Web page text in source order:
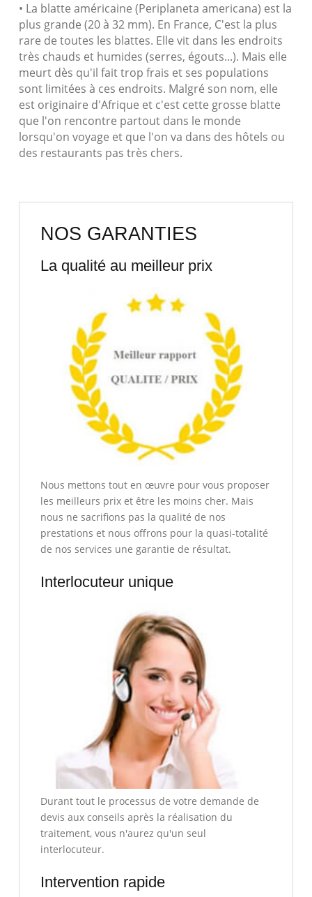
• La blatte américaine (Periplaneta americana) est la
plus grande (20 à 32 mm). En France, C'est la plus
rare de toutes les blattes. Elle vit dans les endroits
très chauds et humides (serres, égouts...). Mais elle
meurt dès qu'il fait trop frais et ses populations
sont limitées à ces endroits. Malgré son nom, elle
est originaire d'Afrique et c'est cette grosse blatte
que l'on rencontre partout dans le monde
lorsqu'on voyage et que l'on va dans des hôtels ou
des restaurants pas très chers.
NOS GARANTIES
La qualité au meilleur prix
Nous mettons tout en œuvre pour vous proposer
les meilleurs prix et être les moins cher. Mais
nous ne sacrifions pas la qualité de nos
prestations et nous offrons pour la quasi-totalité
de nos services une garantie de résultat.
Interlocuteur unique
Durant tout le processus de votre demande de
devis aux conseils après la réalisation du
traitement, vous n'aurez qu'un seul
interlocuteur.
Intervention rapide